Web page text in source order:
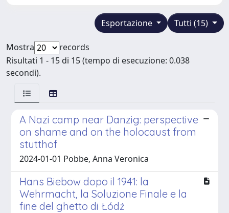
Tutti (15)
Esportazione
Mostra
records
Risultati 1 - 15 di 15 (tempo di esecuzione: 0.038
secondi).
A Nazi camp near Danzig: perspective
on shame and on the holocaust from
stutthof
2024-01-01 Pobbe, Anna Veronica
Hans Biebow dopo il 1941: la
Wehrmacht, la Soluzione Finale e la
fine del ghetto di Łódź